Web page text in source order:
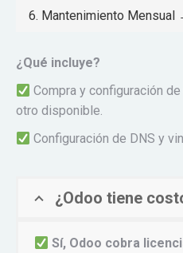
6. Mantenimiento
¿Qué incluye?
Compra y configuración
otro disponible.
Configuración de DNS y
¿Odoo tiene
Sí, Odoo cobra